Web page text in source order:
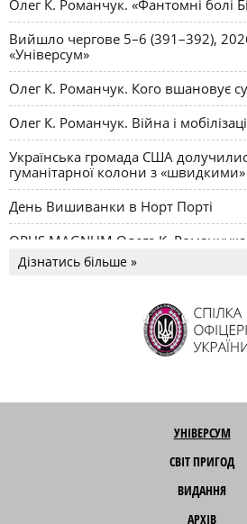
Олег К. Романчук. «Фантомні болі
Вийшло чергове 5–6 (391–392),
«Універсум»
Олег К. Романчук. Кого вшановує
Олег К. Романчук. Війна і
Українська громада США
гуманітарної колони з
День Вишиванки в Норт Порті
OPUS MAGNUM Олега К. Романчука
Дізнатись більше »
УНІВЕРСУМ
СВІТ ПРИГОД
ВИДАННЯ
АРХІВ